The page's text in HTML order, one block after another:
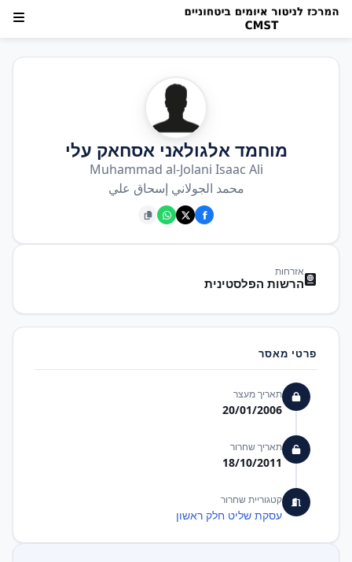
מוחמד אלגולאני אסחאק עלי
Muhammad al-Jolani Isaac Ali
محمد الجولاني إسحاق علي
אזרחות
הרשות הפלסטינית
פרטי מאסר
תאריך מעצר
20/01/2006
תאריך שחרור
18/10/2011
קטגוריית שחרור
עסקת שליט חלק ראשון